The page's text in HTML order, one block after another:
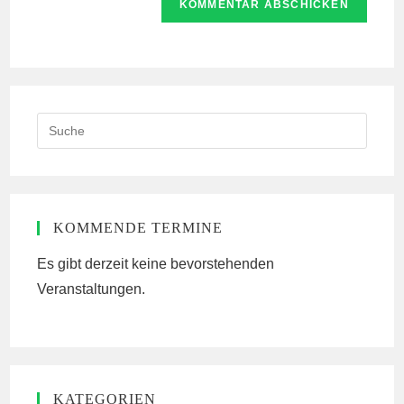
this
KOMMENDE TERMINE
Es gibt derzeit keine bevorstehenden
Veranstaltungen.
KATEGORIEN